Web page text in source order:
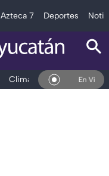
Azteca 7 Deportes
Clima Deportes En Vivo